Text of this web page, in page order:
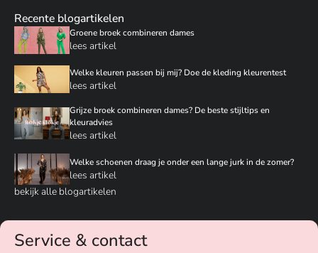
Recente blogartikelen
Groene broek combineren dames
lees artikel
Welke kleuren passen bij mij? Doe de kleding kleurentest
lees artikel
Grijze broek combineren dames? De beste stijltips en
kleuradvies
lees artikel
Welke schoenen draag je onder een lange jurk in de zomer?
lees artikel
bekijk alle blogartikelen
Service & contact